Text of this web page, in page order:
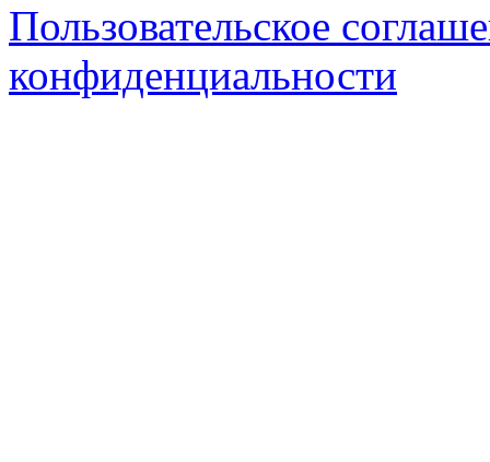
Пользовательское
конфиденциальности